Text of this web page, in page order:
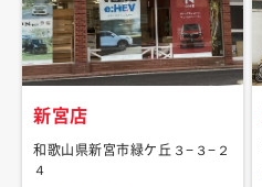
新宮店
和歌山県新宮市緑ケ丘３−３−２
４